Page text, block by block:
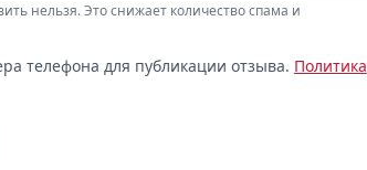
нельзя. Это снижает количество спама и
телефона для публикации отзыва. Политика